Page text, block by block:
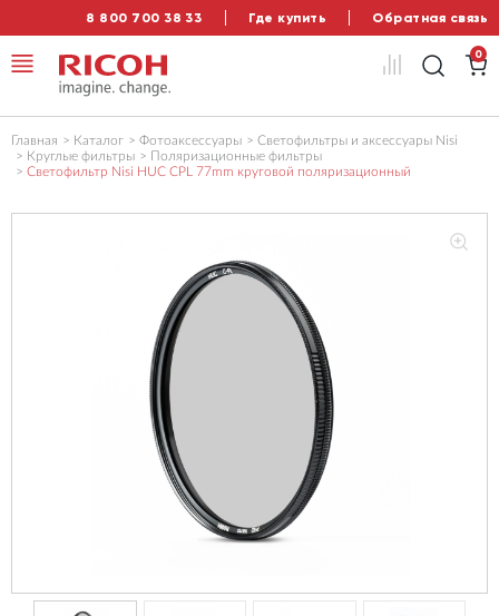
8 800 700 38 33 Где купить Обратная связь
0
Главная Каталог Фотоаксессуары
Светофильтры и аксессуары Nisi
Круглые фильтры
Поляризационные фильтры
Светофильтр Nisi HUC CPL 77mm круговой поляризационный